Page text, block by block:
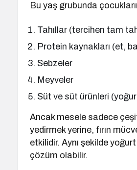
Bu yaş grubunda
Tahıllar (tercihen tam
Protein kaynakları (et,
Sebzeler
Meyveler
Süt ve süt ürünleri
Ancak mesele sadece
yedirmek yerine, fırın
etkilidir. Aynı şekilde
çözüm olabilir.